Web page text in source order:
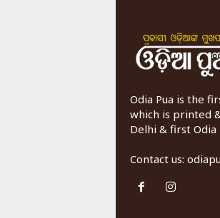
Odia Pua is the
which is printed
Delhi & first
Contact us: